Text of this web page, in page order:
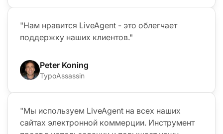
"Нам нравится LiveAgent - это облегчает
поддержку наших клиентов."
Peter Koning
TypoAssassin
"Мы используем LiveAgent на всех наших
сайтах электронной коммерции. Инструмент